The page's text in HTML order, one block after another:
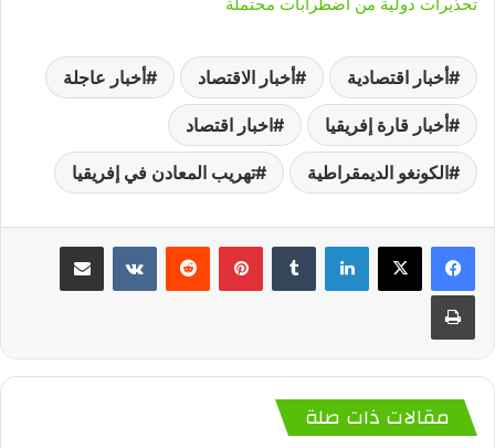
أخبار اقتصادية أخبار الاقتصاد أخبار عاجلة
أخبار قارة إفريقيا اخبار اقتصاد
الكونغو الديمقراطية تهريب المعادن في إفريقيا
لينكدإن بينتيريست
مقالات ذات صلة